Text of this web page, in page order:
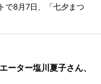
で8月7日、「七夕まつ
ーター塩川夏子さん、